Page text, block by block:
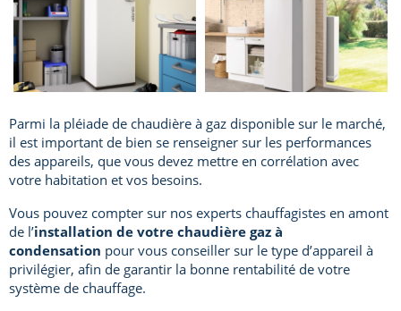
Parmi la pléiade de chaudière à gaz disponible sur le marché,
il est important de bien se renseigner sur les performances
des appareils, que vous devez mettre en corrélation avec
votre habitation et vos besoins.
Vous pouvez compter sur nos experts chauffagistes en amont
de l’installation de votre chaudière gaz à
condensation pour vous conseiller sur le type d’appareil à
privilégier, afin de garantir la bonne rentabilité de votre
système de chauffage.